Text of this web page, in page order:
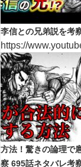
李信との兄弟説を考
https://
方法！驚きの論理で
察 695話ネタバレ考察